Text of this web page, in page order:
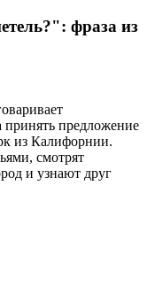
фраза из
принять предложение
из Калифорнии.
смотрят
и узнают друг